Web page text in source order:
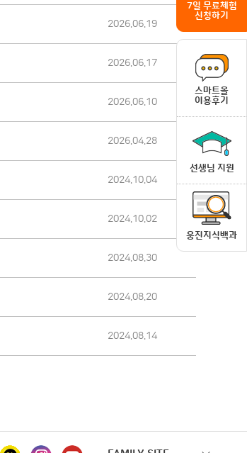
2026.06.19
2026.06.17
2026.06.10
2026.04.28
2024.10.04
2024.10.02
2024.08.30
2024.08.20
2024.08.14
7일 무료체험
신청하기
스마트올
이용후기
선생님 지원
웅진지식백과